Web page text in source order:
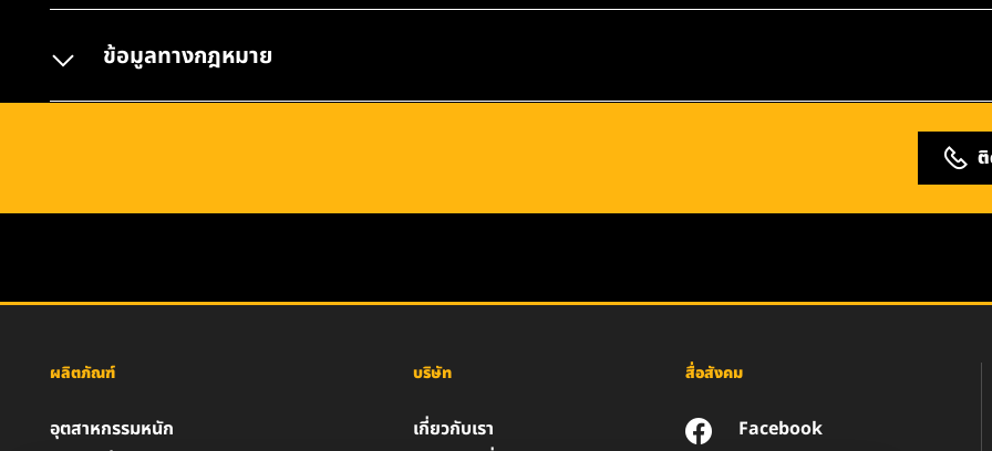
ข้อมูลทางกฎหมาย
ผลิตภัณฑ์
อุตสาหกรรมหนัก
บริษัท
เกี่ยวกับเรา
สื่อสังคม
Facebook